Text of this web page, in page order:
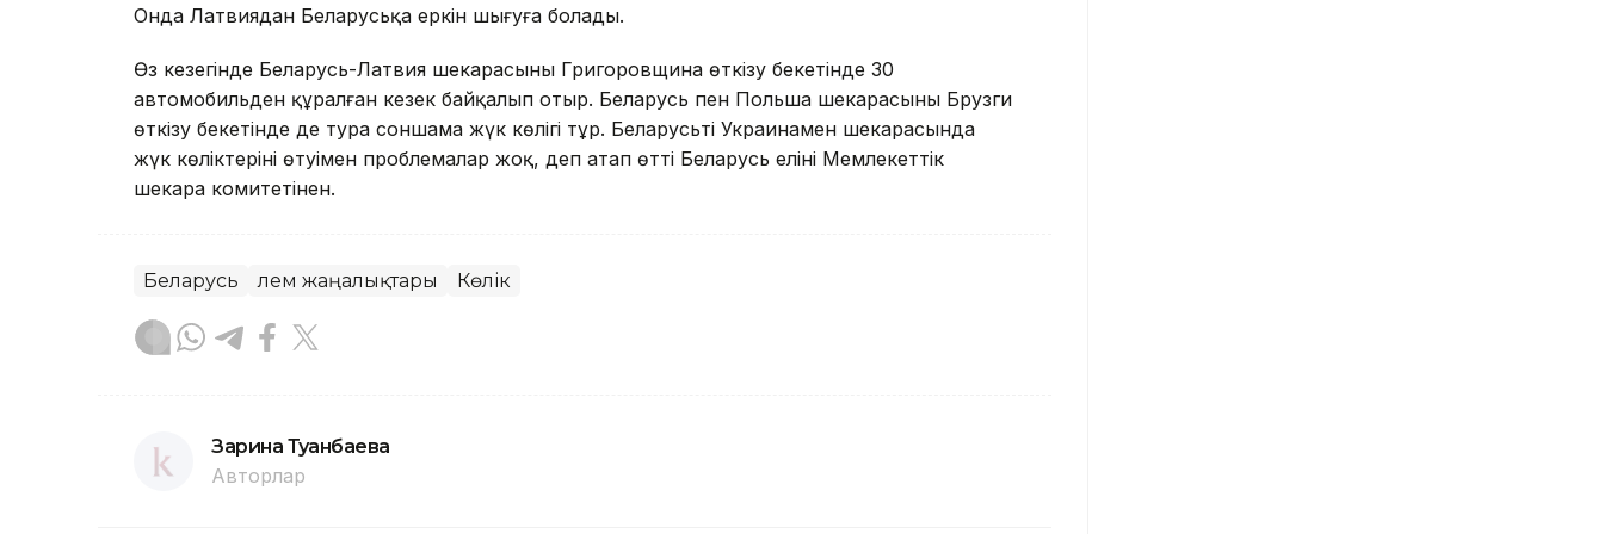
Онда Латвиядан Беларусьқа еркін шығуға болады.
Өз кезегінде Беларусь-Латвия шекарасының Григоровщина өткізу бекетінде 30
автомобильден құралған кезек байқалып отыр. Беларусь пен Польша шекарасының Брузги
өткізу бекетінде де тура соншама жүк көлігі тұр. Беларусьтің Украинамен шекарасында
жүк көліктерінің өтуімен проблемалар жоқ, деп атап өтті Беларусь елінің Мемлекеттік
шекара комитетінен.
Беларусь Әлем жаңалықтары Көлік
Зарина Туғанбаева
Авторлар